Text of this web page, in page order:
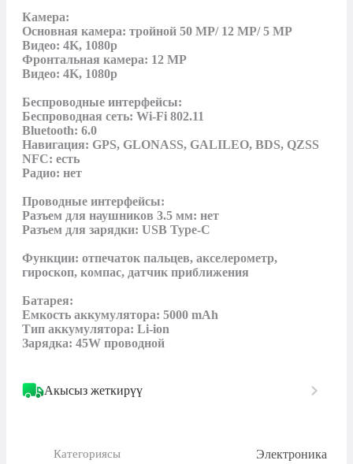
Камера:
Основная камера: тройной 50 MP/ 12 MP/ 5 MP
Видео: 4K, 1080p
Фронтальная камера: 12 MP
Видео: 4K, 1080p
Беспроводные интерфейсы:
Беспроводная сеть: Wi-Fi 802.11
Bluetooth: 6.0
Навигация: GPS, GLONASS, GALILEO, BDS, QZSS
NFC: есть
Радио: нет
Проводные интерфейсы:
Разъем для наушников 3.5 мм: нет
Разъем для зарядки: USB Type-C
Функции: отпечаток пальцев, акселерометр,
гироскоп, компас, датчик приближения
Батарея:
Емкость аккумулятора: 5000 mAh
Тип аккумулятора: Li-ion
Зарядка: 45W проводной
Акысыз жеткирүү
Категориясы Электроника